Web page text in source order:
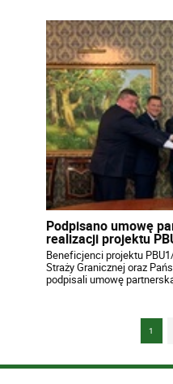
Podpisano umowę
realizacji projektu
Beneficjenci projektu
Straży Granicznej oraz
podpisali umowę
1